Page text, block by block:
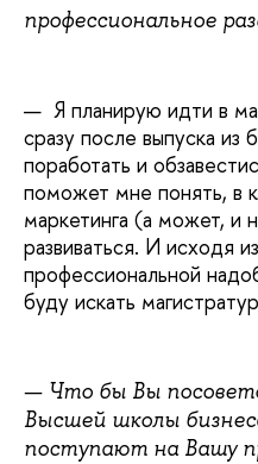
профессиональное
— Я планирую идти в
сразу после выпуска из
поработать и
поможет мне понять, в
маркетинга (а может, и
развиваться. И исходя
профессиональной
буду искать
—Что бы Вы
Высшей школы
поступают на Вашу